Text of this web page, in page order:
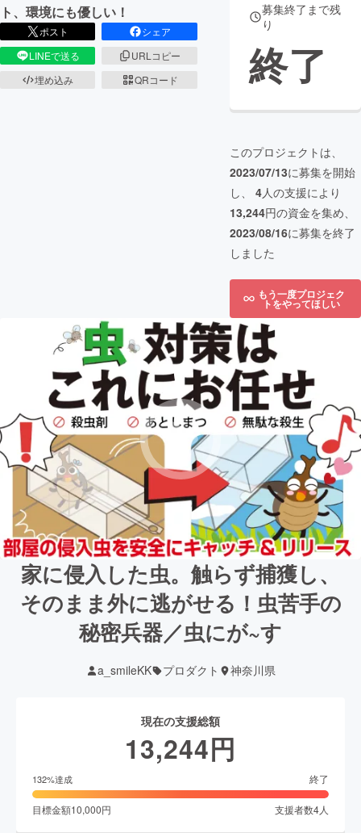
ト、環境にも優しい！
ポスト
シェア
LINEで送る
URLコピー
埋め込み
QRコード
募集終了まで残
り
終了
このプロジェクトは、
2023/07/13に募集を開始
し、 4人の支援により
13,244円の資金を集め、
2023/08/16に募集を終了
しました
もう一度プロジェク
トをやってほしい
家に侵入した虫。触らず捕獲し、
そのまま外に逃がせる！虫苦手の
秘密兵器／虫にが~す
a_smileKK プロダクト 神奈川県
現在の支援総額
13,244円
132%達成 終了
目標金額10,000円 支援者数4人